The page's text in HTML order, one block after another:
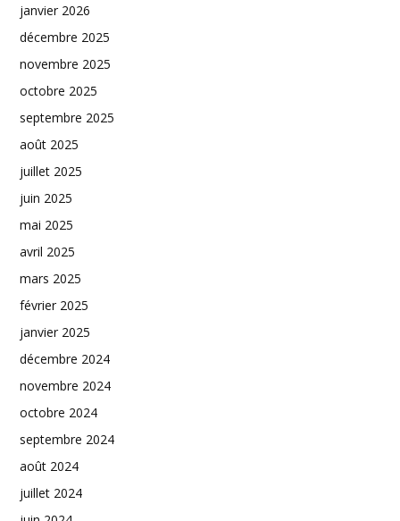
janvier 2026
décembre 2025
novembre 2025
octobre 2025
septembre 2025
août 2025
juillet 2025
juin 2025
mai 2025
avril 2025
mars 2025
février 2025
janvier 2025
décembre 2024
novembre 2024
octobre 2024
septembre 2024
août 2024
juillet 2024